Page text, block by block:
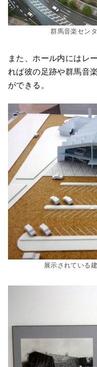
群馬音楽セン
また、ホール内にはレ
れば彼の足跡や群馬音
ができる。
展示されている